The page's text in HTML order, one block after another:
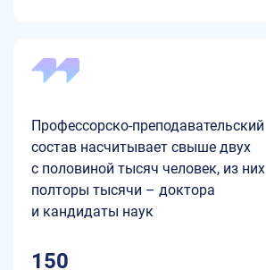
Профессорско-преподавательский
состав насчитывает свыше двух
с половиной тысяч человек, из них
полторы тысячи – доктора
и кандидаты наук
150